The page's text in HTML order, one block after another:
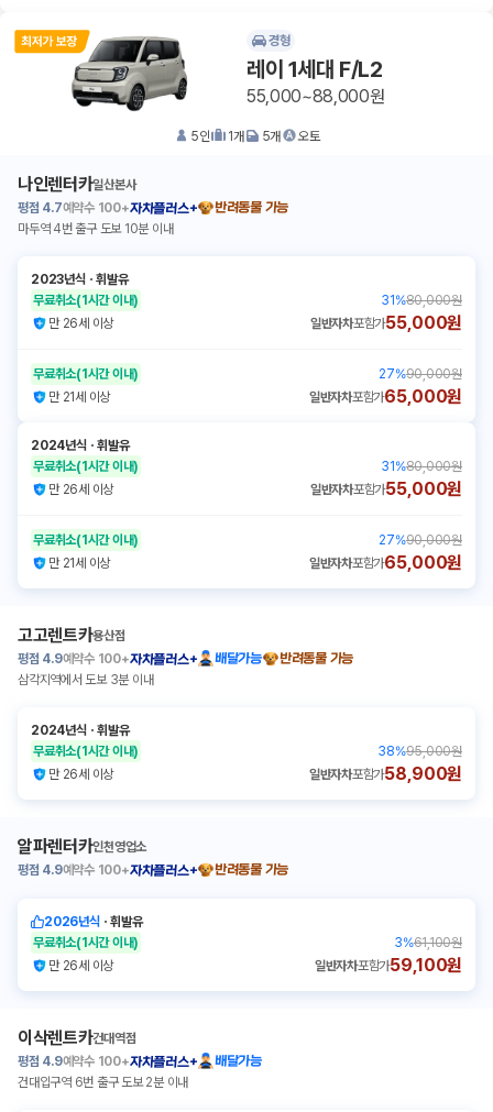
경형
레이 1세대 F/L2
55,000~88,000원
5인 1개 5개 오토
나인렌터카일산본사
평점 4.7예약수 100+자차플러스+
반려동물 가능
마두역 4번 출구 도보 10분 이내
2023년식 ㆍ휘발유
무료취소(1시간 이내) 31 %80,000원
만 26세 이상
일반자차포함가55,000원
무료취소(1시간 이내) 27%90,000원
만 21세 이상
일반자차포함가65,000원
2024년식 ㆍ휘발유
무료취소(1시간 이내) 31 %80,000원
만 26세 이상
일반자차포함가55,000원
무료취소(1시간 이내) 27%90,000원
만 21세 이상
일반자차포함가65,000원
고고렌트카용산점
평점 4.9예약수 100+자차플러스+ 배달가능
반려동물 가능
삼각지역에서 도보 3분 이내
2024년식 ㆍ휘발유
무료취소(1시간 이내) 38%95,000원
만 26세 이상
일반자차포함가58,900원
알파렌터카인천영업소
평점 4.9예약수 100+자차플러스+ 반려동물 가능
2026년식 ㆍ휘발유
무료취소(1시간 이내) 3%61,100원
만 26세 이상
일반자차포함가59,100원
이삭렌트카건대역점
평점 4.9예약수 100+자차플러스+
배달가능
건대입구역 6번 출구 도보 2분 이내